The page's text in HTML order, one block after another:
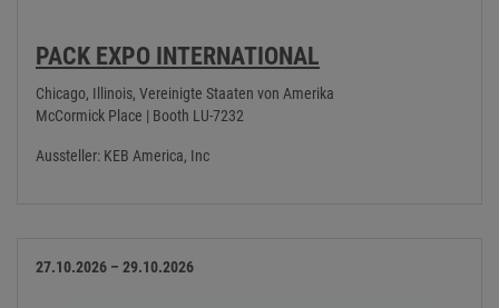
PACK EXPO INTERNATIONAL
Chicago, Illinois, Vereinigte Staaten von Amerika
McCormick Place | Booth LU-7232
Aussteller: KEB America, Inc
27.10.2026 – 29.10.2026